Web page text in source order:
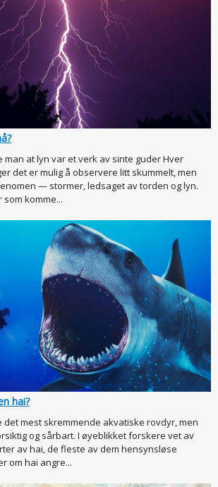
man at lyn var et verk av sinte guder Hver
det er mulig å observere litt skummelt, men
— stormer, ledsaget av torden og lyn.
komme...
hai?
mest skremmende akvatiske rovdyr, men
og sårbart. I øyeblikket forskere vet av
av hai, de fleste av dem hensynsløse
om hai angre...